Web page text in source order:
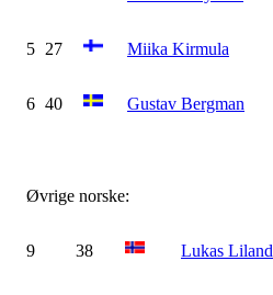
5 27 Miika Kirmula
6 40 Gustav Bergman
Øvrige norske:
9 38 Lukas Liland